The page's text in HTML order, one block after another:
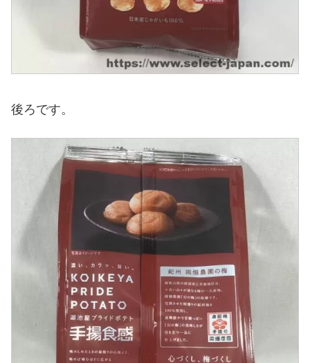
後ろです。